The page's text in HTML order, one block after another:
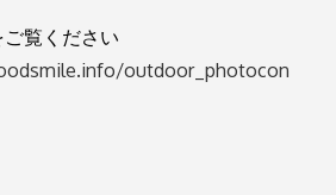
覧ください
outdoor_photocon